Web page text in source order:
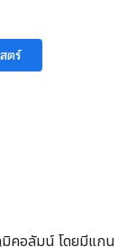
คอลัมน์ โดยมีแกน